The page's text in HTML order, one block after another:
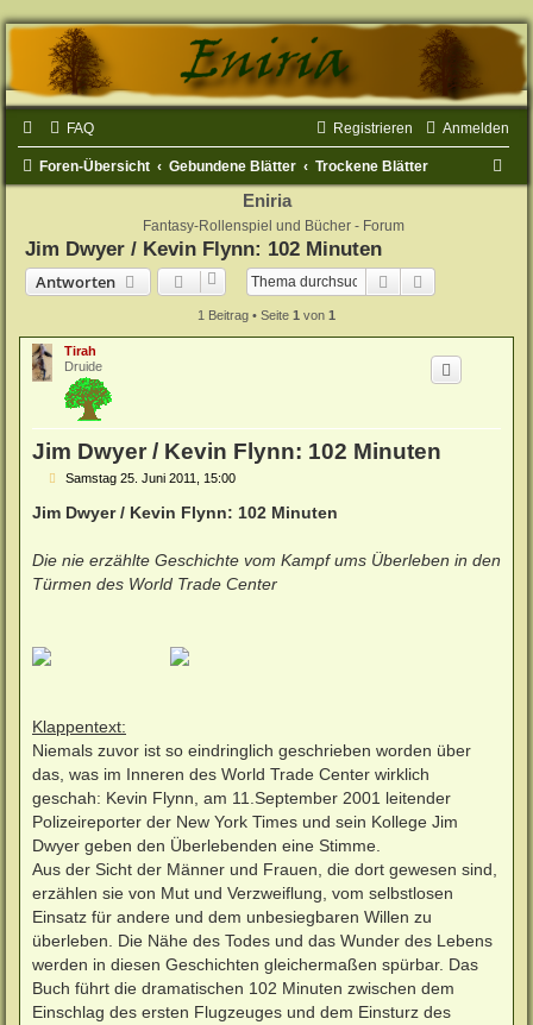
FAQ Anmelden
Registrieren
Foren-Übersicht Gebundene Blätter Trockene Blätter
Eniria
Fantasy-Rollenspiel und Bücher - Forum
Jim Dwyer / Kevin Flynn: 102 Minuten
Antworten
Suche
1 Beitrag • Seite 1 von 1
Tirah
Druide
Jim Dwyer / Kevin Flynn: 102 Minuten
B
g
Samstag 25. Juni 2011, 15:00
Jim Dwyer / Kevin Flynn: 102 Minuten
Die nie erzählte Geschichte vom Kampf ums Überleben in den
Türmen des World Trade Center
Klappentext:
Niemals zuvor ist so eindringlich geschrieben worden über
das, was im Inneren des World Trade Center wirklich
geschah: Kevin Flynn, am 11.September 2001 leitender
Polizeireporter der New York Times und sein Kollege Jim
Dwyer geben den Überlebenden eine Stimme.
Aus der Sicht der Männer und Frauen, die dort gewesen sind,
erzählen sie von Mut und Verzweiflung, vom selbstlosen
Einsatz für andere und dem unbesiegbaren Willen zu
überleben. Die Nähe des Todes und das Wunder des Lebens
werden in diesen Geschichten gleichermaßen spürbar. Das
Buch führt die dramatischen 102 Minuten zwischen dem
Einschlag des ersten Flugzeuges und dem Einsturz des